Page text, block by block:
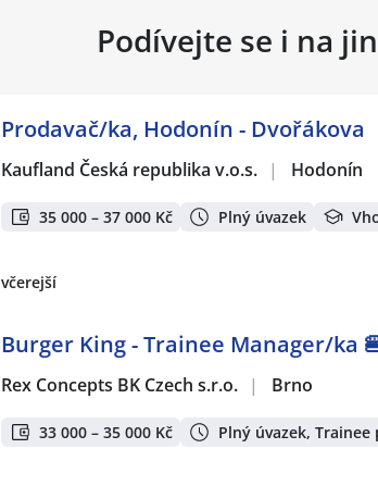
Podívejte se i na
Prodavač/ka, Hodonín - Dvořákova
Kaufland Česká republika v.o.s. | Hodonín
35 000 – 37 000 Kč Plný úvazek
včerejší
Burger King - Trainee Manager/ka
Rex Concepts BK Czech s.r.o. | Brno
33 000 – 35 000 Kč Plný úvazek, Trainee